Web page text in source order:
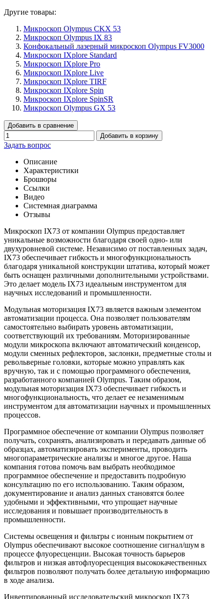
Другие товары:
Микроскоп Olympus CKX 53
Микроскоп Olympus IX 83
Конфокальный лазерный микроскоп Olympus FV3000
Микроскоп IXplore Standard
Микроскоп IXplore Pro
Микроскоп IXplore Live
Микроскоп IXplore TIRF
Микроскоп IXplore Spin
Микроскоп IXplore SpinSR
Микроскоп Olympus GX 53
Добавить в сравнение
Добавить в корзину
Задать вопрос
Описание
Характеристики
Брошюры
Ссылки
Видео
Системная диаграмма
Отзывы
Микроскоп IX73 от компании Olympus предоставляет
уникальные возможности благодаря своей одно- или
двухуровневой системе. Независимо от поставленных задач,
IX73 обеспечивает гибкость и многофункциональность
благодаря уникальной конструкции штатива, который может
быть оснащен различными дополнительными устройствами.
Это делает модель IX73 идеальным инструментом для
научных исследований и промышленности.
Модульная моторизация IX73 является важным элементом
автоматизации процесса. Она позволяет пользователям
самостоятельно выбирать уровень автоматизации,
соответствующий их требованиям. Моторизированные
модули микроскопа включают автоматический конденсор,
модули сменных рефлекторов, заслонки, предметные столы и
револьверные головки, которые можно управлять как
вручную, так и с помощью программного обеспечения,
разработанного компанией Olympus. Таким образом,
модульная моторизация IX73 обеспечивает гибкость и
многофункциональность, что делает ее незаменимым
инструментом для автоматизации научных и промышленных
процессов.
Программное обеспечение от компании Olympus позволяет
получать, сохранять, анализировать и передавать данные об
образцах, автоматизировать эксперименты, проводить
многопараметрические анализы и многое другое. Наша
компания готова помочь вам выбрать необходимое
программное обеспечение и предоставить подробную
консультацию по его использованию. Таким образом,
документирование и анализ данных становятся более
удобными и эффективными, что упрощает научные
исследования и повышает производительность в
промышленности.
Системы освещения и фильтры с ионным покрытием от
Olympus обеспечивают высокое соотношение сигнал/шум в
процессе флуоресценции. Высокая точность барьеров
фильтров и низкая автофлуоресценция высококачественных
фильтров позволяют получать более детальную информацию
в ходе анализа.
Инвертированный исследовательский микроскоп IX73